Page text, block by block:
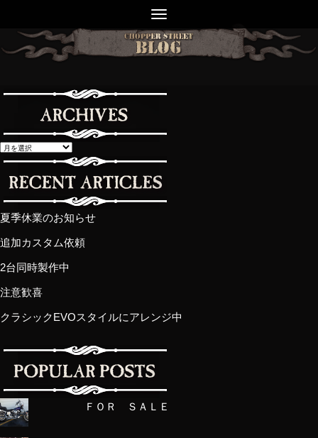
夏季休業のお知らせ
追加カスタム依頼
2台同時製作中
注意歓喜
クラシックEVOスタイルにアレンジ中
ＦＯＲ ＳＡＬＥ